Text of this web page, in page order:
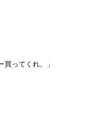
買ってくれ。」